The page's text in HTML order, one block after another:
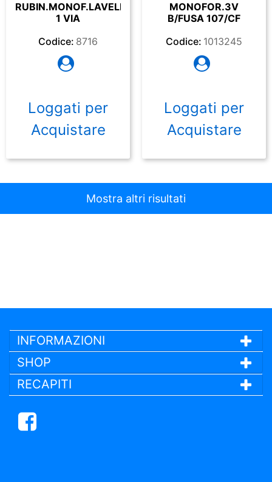
RUBIN.MONOF.LAVELL
1 VIA
Codice: 8716
Loggati per
Acquistare
MONOFOR.3V
B/FUSA 107/CF
Codice: 1013245
Loggati per
Acquistare
Mostra altri risultati
INFORMAZIONI
SHOP
RECAPITI
Facebook